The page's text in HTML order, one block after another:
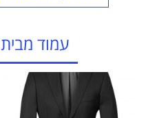
עמוד מבית Hugo Boss